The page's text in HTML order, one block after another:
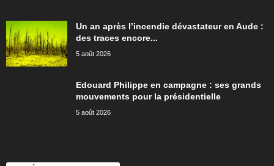
Un an après l’incendie dévastateur en Aude :
des traces encore...
5 août 2026
Edouard Philippe en campagne : ses grands
mouvements pour la présidentielle
5 août 2026